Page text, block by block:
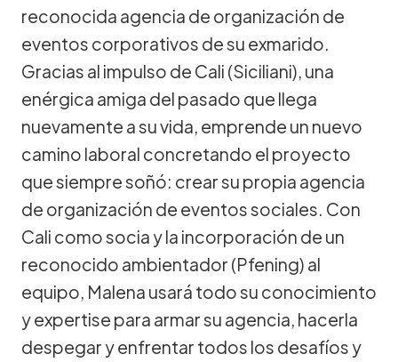
reconocida agencia de organización de
eventos corporativos de su exmarido.
Gracias al impulso de Cali (Siciliani), una
enérgica amiga del pasado que llega
nuevamente a su vida, emprende un nuevo
camino laboral concretando el proyecto
que siempre soñó: crear su propia agencia
de organización de eventos sociales. Con
Cali como socia y la incorporación de un
reconocido ambientador (Pfening) al
equipo, Malena usará todo su conocimiento
y expertise para armar su agencia, hacerla
despegar y enfrentar todos los desafíos y